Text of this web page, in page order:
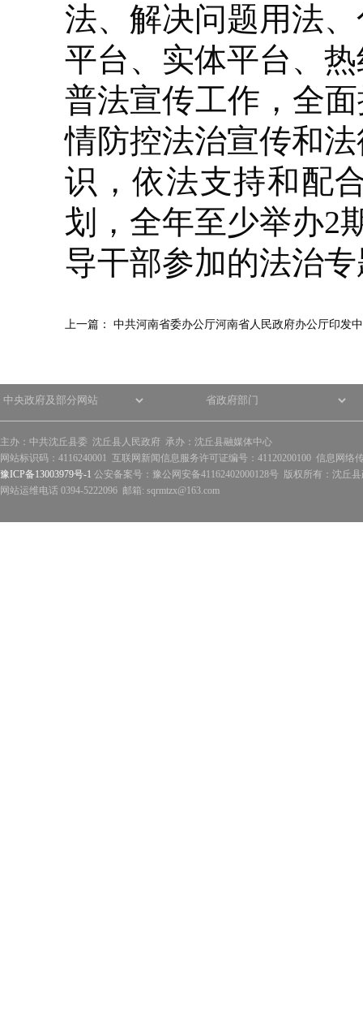
法、解决问题用法
平台、实体平台、
普法宣传工作，全
情防控法治宣传和
识，依法支持和配
划，全年至少举办2
导干部参加的法治
上一篇： 中共河南省委办公厅河南省人民政府办公厅印发
主办：中共沈丘县委 沈丘县人民政府 承办：沈丘县融媒体中心
网站标识码：4116240001 互联网新闻信息服务许可证编号：41120200100 信息网络
豫ICP备13003979号-1 公安备案号：豫公网安备41162402000128号 版权所有：沈丘
网站运维电话 0394-5222096 邮箱: sqrmtzx@163.com